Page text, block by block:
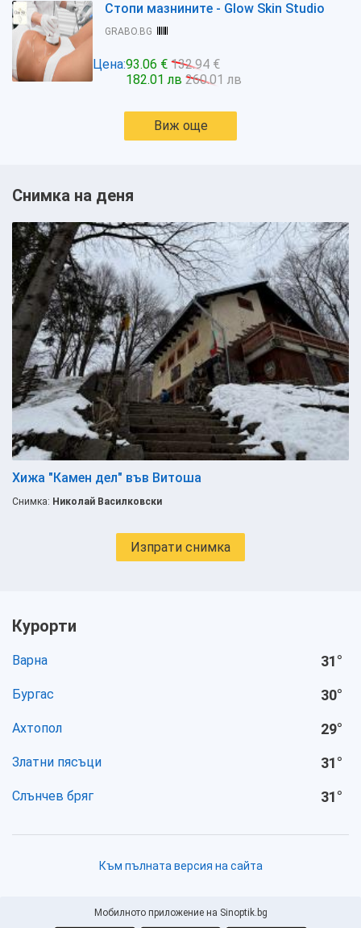
Стопи мазнините - Glow Skin Studio
GRABO.BG
Цена:93.06 € 132.94 €
182.01 лв 260.01 лв
Виж още
Снимка на деня
Хижа "Камен дел" във Витоша
Снимка: Николай Василковски
Изпрати снимка
Курорти
Варна 31°
Бургас 30°
Ахтопол 29°
Златни пясъци 31°
Слънчев бряг 31°
Към пълната версия на сайта
Мобилното приложение на Sinoptik.bg